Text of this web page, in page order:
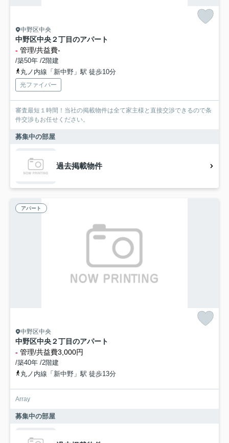
中野区中央
中野区中央２丁目のアパート
- 管理/共益費-
/築50年 /2階建
丸ノ内線「新中野」駅 徒歩10分
光ファイバー
審査最短１時間！当社の掲載物件は全て家主様と直接交渉できるので条
件交渉もお任せください。
募集中の部屋
過去掲載物件
アパート
中野区中央
中野区中央２丁目のアパート
- 管理/共益費3,000円
/築40年 /2階建
丸ノ内線「新中野」駅 徒歩13分
Array
募集中の部屋